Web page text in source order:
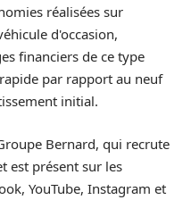
réalisées sur
d'occasion,
financiers de ce type
par rapport au neuf
initial.
Bernard, qui recrute
est présent sur les
YouTube, Instagram et